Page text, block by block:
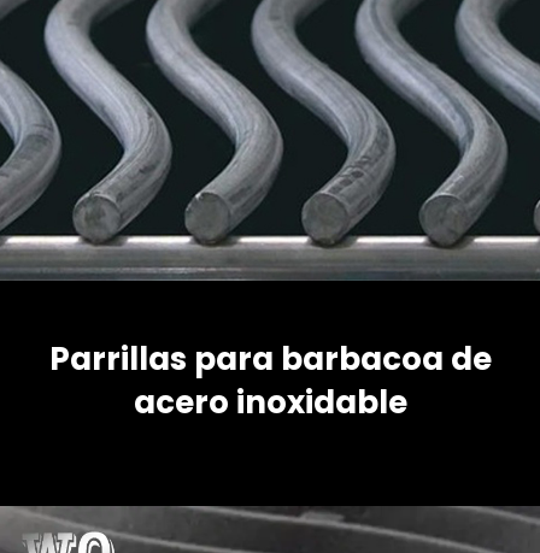
Parrillas para barbacoa de
acero inoxidable